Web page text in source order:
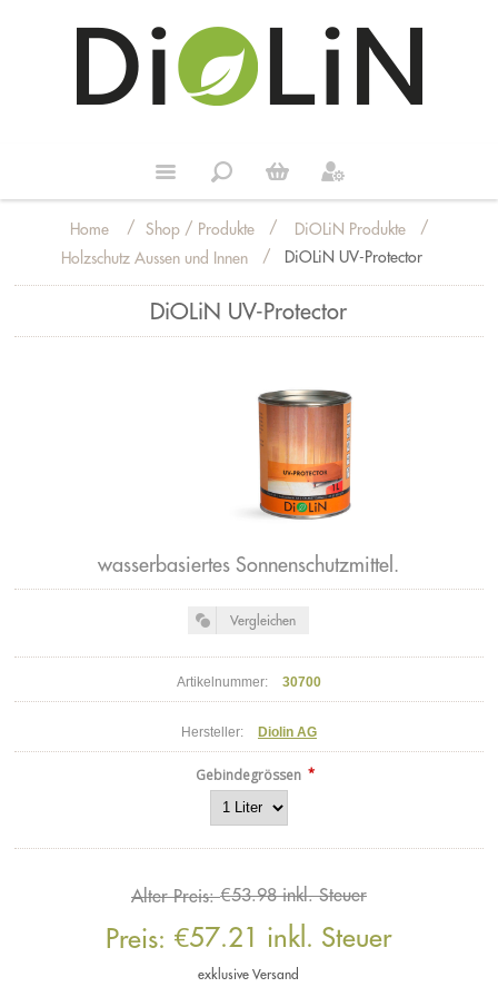
Home / Shop / Produkte / DiOLiN Produkte
/
Holzschutz Aussen und Innen
/ DiOLiN UV-Protector
DiOLiN UV-Protector
wasserbasiertes Sonnenschutzmittel.
Artikelnummer: 30700
Hersteller: Diolin AG
Gebindegrössen *
Alter Preis: €53.98 inkl. Steuer
Preis: €57.21 inkl. Steuer
exklusiveVersand